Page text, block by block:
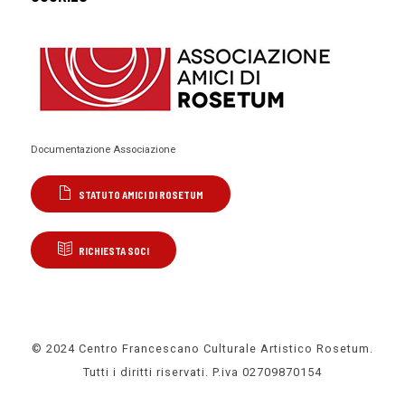
Documentazione Associazione
STATUTO AMICI DI ROSETUM
RICHIESTA SOCI
© 2024 Centro Francescano Culturale Artistico Rosetum.
Tutti i diritti riservati. P.iva 02709870154